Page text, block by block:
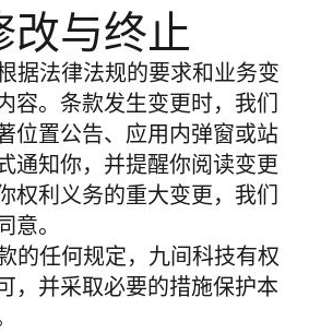
改与终止
据法律法规的要求和业务变
容。条款发生变更时，我们
位置公告、应用内弹窗或站
通知你，并提醒你阅读变更
权利义务的重大变更，我们
。
的任何规定，九间科技有权
，并采取必要的措施保护本